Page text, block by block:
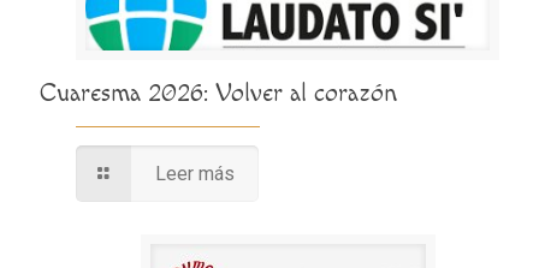
Cuaresma 2026: Volver al corazón
Leer más